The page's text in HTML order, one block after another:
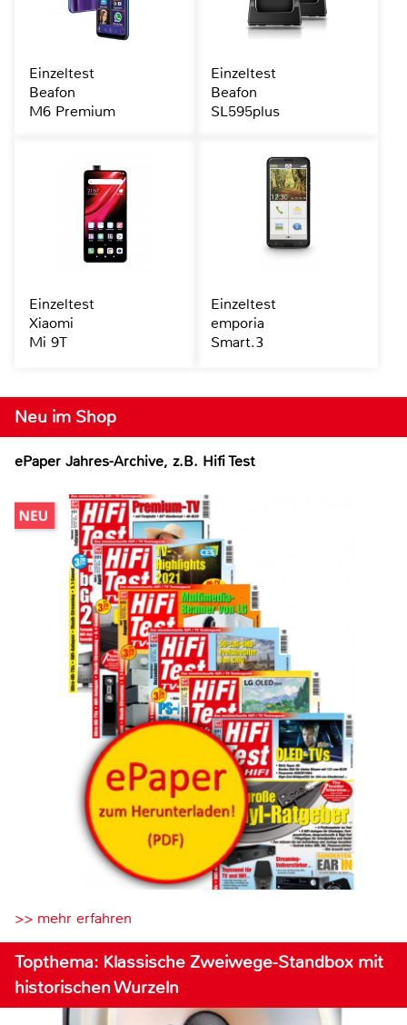
Neu im Shop
ePaper Jahres-Archive, z.B. Hifi Test
>> mehr erfahren
Topthema: Klassische Zweiwege-Standbox mit
historischen Wurzeln
Einzeltest
Beafon
M6 Premium
Einzeltest
Beafon
SL595plus
Einzeltest
Xiaomi
Mi 9T
Einzeltest
emporia
Smart.3